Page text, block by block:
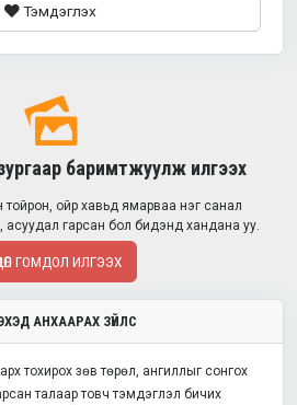
Тэмдэглэх
баримтжуулж илгээх
тойрон, ойр хавьд ямарваа нэг санал
асуудал гарсан бол бидэнд хандана уу.
ГОМДОЛ ИЛГЭЭХ
АНХААРАХ ЗҮЙЛС
тохирох зөв төрөл, ангиллыг сонгох
талаар товч тэмдэглэл бичих